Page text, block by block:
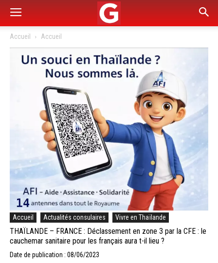
Accueil Accueil
Accueil Actualités consulaires Vivre en Thaïlande
THAÏLANDE – FRANCE : Déclassement en zone 3 par la CFE : le
cauchemar sanitaire pour les français aura t-il lieu ?
Date de publication : 08/06/2023